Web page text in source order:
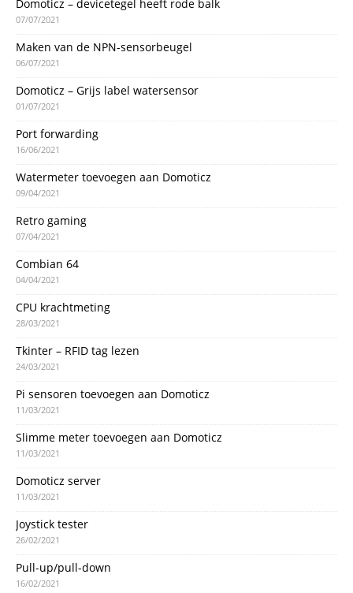
Domoticz – devicetegel heeft rode balk
07/07/2021
Maken van de NPN-sensorbeugel
06/07/2021
Domoticz – Grijs label watersensor
01/07/2021
Port forwarding
16/06/2021
Watermeter toevoegen aan Domoticz
09/04/2021
Retro gaming
07/04/2021
Combian 64
04/04/2021
CPU krachtmeting
28/03/2021
Tkinter – RFID tag lezen
24/03/2021
Pi sensoren toevoegen aan Domoticz
11/03/2021
Slimme meter toevoegen aan Domoticz
11/03/2021
Domoticz server
11/03/2021
Joystick tester
26/02/2021
Pull-up/pull-down
16/02/2021